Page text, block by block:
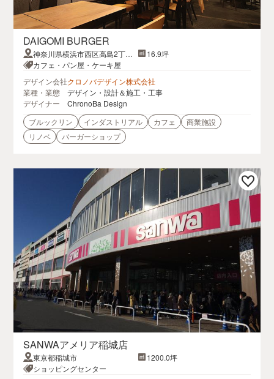
DAIGOMI BURGER
神奈川県横浜市西区高島2丁目
14−9 アソビル1階
16.9坪
カフェ・パン屋・ケーキ屋
デザイン会社クロノバデザイン株式会社
業種・業態
デザイン・設計＆施工・工事
デザイナー
ChronoBa Design
ブルックリン
インダストリアル カフェ
商業施設
リノベ
バーガーショップ
SANWAアメリア稲城店
東京都稲城市
1200.0坪
ショッピングセンター